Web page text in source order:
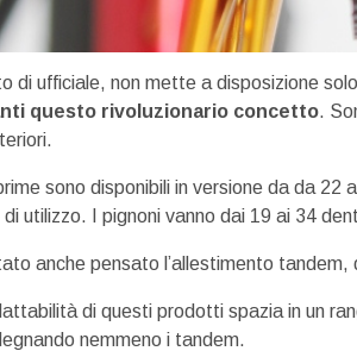
di ufficiale, non mette a disposizione
questo rivoluzionario concetto.
prime sono disponibili in versione da da
di utilizzo. I pignoni vanno dai 19 ai 34
anche pensato l’allestimento
di questi prodotti spazia in un
nemmeno i tandem.